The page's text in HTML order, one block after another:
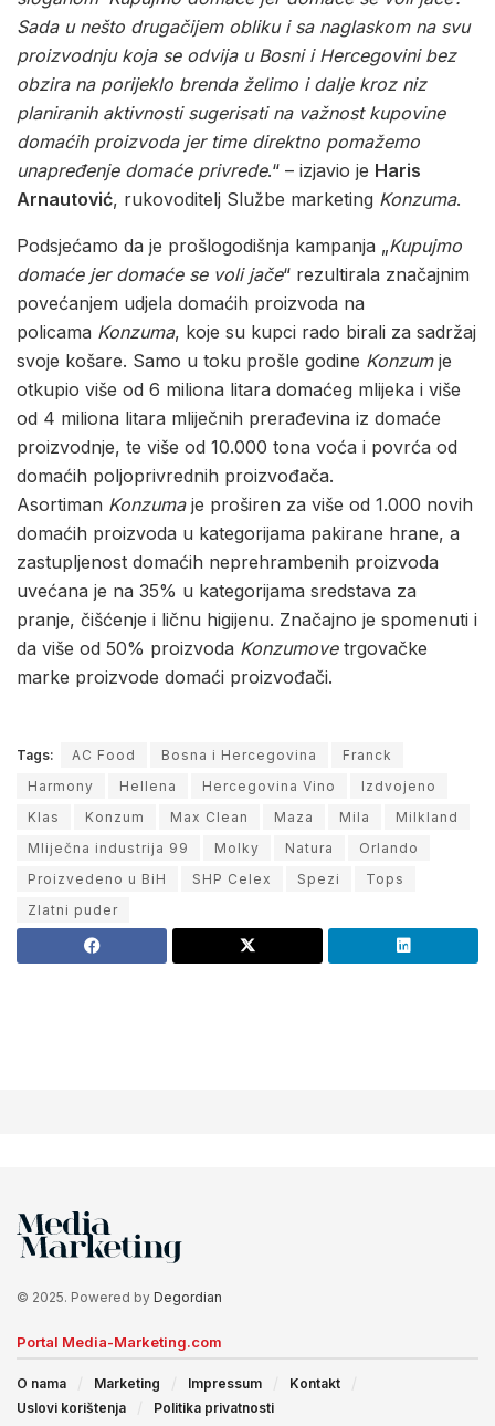
Sada u nešto drugačijem obliku i sa naglaskom na svu
proizvodnju koja se odvija u Bosni i Hercegovini bez
obzira na porijeklo brenda želimo i dalje kroz niz
planiranih aktivnosti sugerisati na važnost kupovine
domaćih proizvoda jer time direktno pomažemo
unapređenje domaće privrede.“ – izjavio je Haris
Arnautović, rukovoditelj Službe marketing Konzuma.
Podsjećamo da je prošlogodišnja kampanja „Kupujmo
domaće jer domaće se voli jače“ rezultirala značajnim
povećanjem udjela domaćih proizvoda na
policama Konzuma, koje su kupci rado birali za sadržaj
svoje košare. Samo u toku prošle godine Konzumje
otkupio više od 6 miliona litara domaćeg mlijeka i više
od 4 miliona litara mliječnih prerađevina iz domaće
proizvodnje, te više od 10.000 tona voća i povrća od
domaćih poljoprivrednih proizvođača.
Asortiman Konzumaje proširen za više od 1.000 novih
domaćih proizvoda u kategorijama pakirane hrane, a
zastupljenost domaćih neprehrambenih proizvoda
uvećana je na 35% u kategorijama sredstava za
pranje, čišćenje i ličnu higijenu. Značajno je spomenuti i
da više od 50% proizvoda Konzumovetrgovačke
marke proizvode domaći proizvođači.
Tags: AC Food Bosna i Hercegovina
Franck
Harmony
Hellena Hercegovina Vino
Izdvojeno
Klas
Konzum Max Clean Maza Mila
Milkland
Mliječna industrija 99
Molky Natura
Orlando
Proizvedeno u BiH
SHP Celex Spezi
Tops
Zlatni puder
© 2025. Powered by Degordian
Portal Media-Marketing.com
O nama Marketing Impressum
Kontakt
Uslovi korištenja
Politika privatnosti